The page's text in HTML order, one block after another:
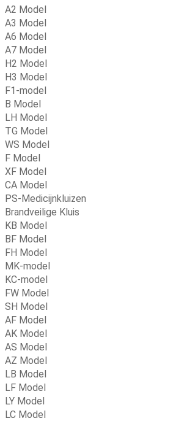
A2 Model
A3 Model
A6 Model
A7 Model
H2 Model
H3 Model
F1-model
B Model
LH Model
TG Model
WS Model
F Model
XF Model
CA Model
PS-Medicijnkluizen
Brandveilige Kluis
KB Model
BF Model
FH Model
MK-model
KC-model
FW Model
SH Model
AF Model
AK Model
AS Model
AZ Model
LB Model
LF Model
LY Model
LC Model